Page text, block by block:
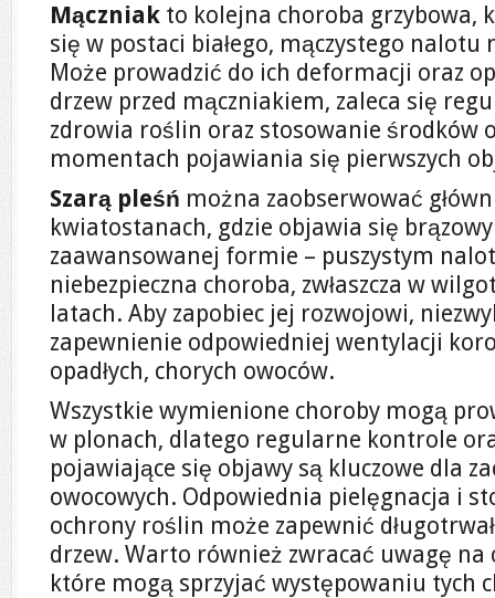
Mączniak to kolejna choroba grzybowa,
się w postaci białego, mączystego nalotu
Może prowadzić do ich deformacji oraz
drzew przed mączniakiem, zaleca się
zdrowia roślin oraz stosowanie środków
momentach pojawiania się pierwszych
Szarą pleśń można zaobserwować
kwiatostanach, gdzie objawia się
zaawansowanej formie – puszystym
niebezpieczna choroba, zwłaszcza w
latach. Aby zapobiec jej rozwojowi,
zapewnienie odpowiedniej wentylacji
opadłych, chorych owoców.
Wszystkie wymienione choroby mogą
w plonach, dlatego regularne kontrole
pojawiające się objawy są kluczowe dla
owocowych. Odpowiednia pielęgnacja i
ochrony roślin może zapewnić
drzew. Warto również zwracać uwagę
które mogą sprzyjać występowaniu tych